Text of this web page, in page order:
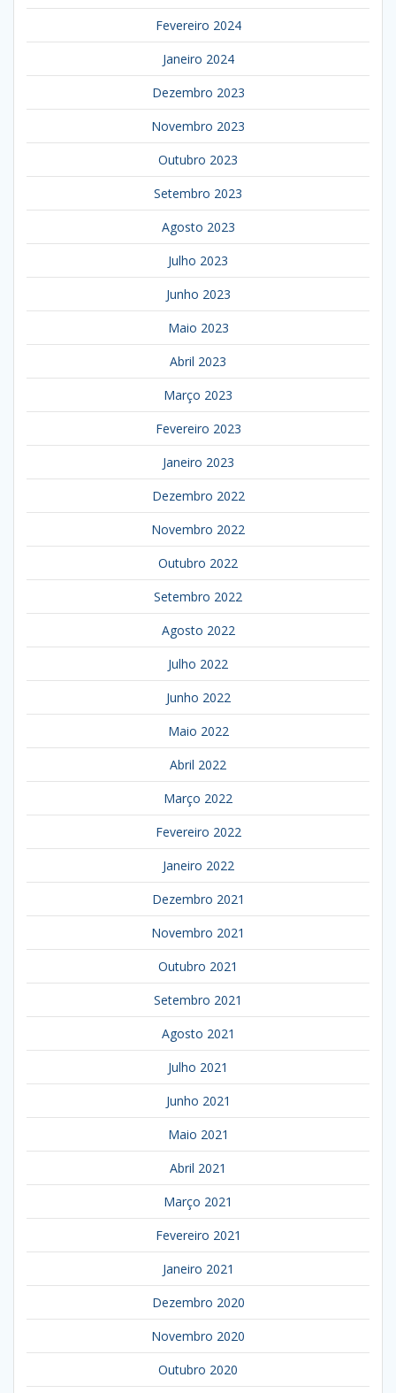
Fevereiro 2024
Janeiro 2024
Dezembro 2023
Novembro 2023
Outubro 2023
Setembro 2023
Agosto 2023
Julho 2023
Junho 2023
Maio 2023
Abril 2023
Março 2023
Fevereiro 2023
Janeiro 2023
Dezembro 2022
Novembro 2022
Outubro 2022
Setembro 2022
Agosto 2022
Julho 2022
Junho 2022
Maio 2022
Abril 2022
Março 2022
Fevereiro 2022
Janeiro 2022
Dezembro 2021
Novembro 2021
Outubro 2021
Setembro 2021
Agosto 2021
Julho 2021
Junho 2021
Maio 2021
Abril 2021
Março 2021
Fevereiro 2021
Janeiro 2021
Dezembro 2020
Novembro 2020
Outubro 2020